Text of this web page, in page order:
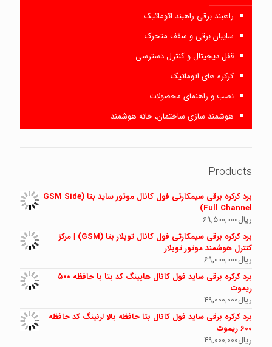
راهبند برقی-راهبند اتوماتیک
سایبان برقی و سقف متحرک
قفل دیجیتال و کنترل دسترسی
کرکره های اتوماتیک
نصب و راهنمای محصولات
هوشمند سازی ساختمان، خانه هوشمند
Products
برد کرکره برقی سیمکارتی فول کانال موتور ساید بتا (GSM Side
Full Channel)
ریال69,500,000
برد کرکره برقی سیمکارتی فول کانال توبلار بتا (GSM) | مرکز
کنترل هوشمند موتور توبلار
ریال69,000,000
برد کرکره برقی ساید فول کانال هاپینگ کد بتا با حافظه ۵۰۰
ریموت
ریال49,000,000
برد کرکره برقی ساید فول کانال بتا حافظه بالا لرنینگ کد حافظه
600 ریموت
ریال49,000,000